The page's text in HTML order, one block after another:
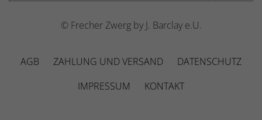
© Frecher Zwerg by J. Barclay e.U.
AGB ZAHLUNG UND VERSAND
DATENSCHUTZ
IMPRESSUM
KONTAKT